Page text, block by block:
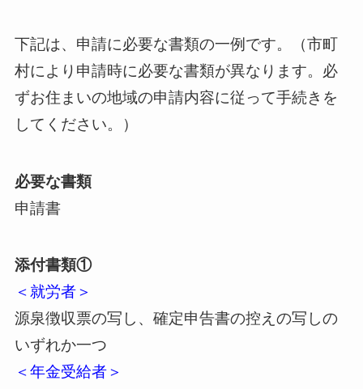
下記は、申請に必要な書類の一例です。（市町
村により申請時に必要な書類が異なります。必
ずお住まいの地域の申請内容に従って手続きを
してください。）
必要な書類
申請書
添付書類①
＜就労者＞
源泉徴収票の写し、確定申告書の控えの写しの
いずれか一つ
＜年金受給者＞